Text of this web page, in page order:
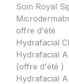
Soin Royal
offre d'été
Hydrafacial
Hydrafacial
(offre d'été )
Hydrafacial